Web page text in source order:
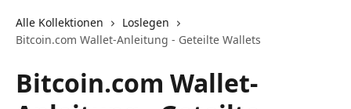
Alle Kollektionen
Loslegen
Bitcoin.com Wallet-Anleitung - Geteilte Wallets
Bitcoin.com Wallet-